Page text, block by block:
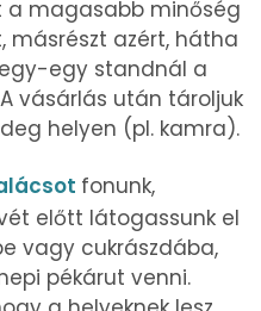
a magasabb minőség
másrészt azért, hátha
egy standnál a
vásárlás után tároljuk
helyen (pl. kamra).
fonunk,
előtt látogassunk el
vagy cukrászdába,
pékárut venni.